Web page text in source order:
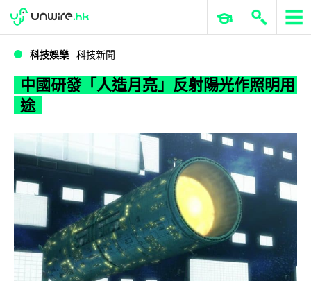
中國研發「人造月亮」反射陽光作照明用途
WWDC 2026 ERP 與商業 AI
科技娛樂 科技新聞
中國研發「人造月亮」反射陽光作照明用
途